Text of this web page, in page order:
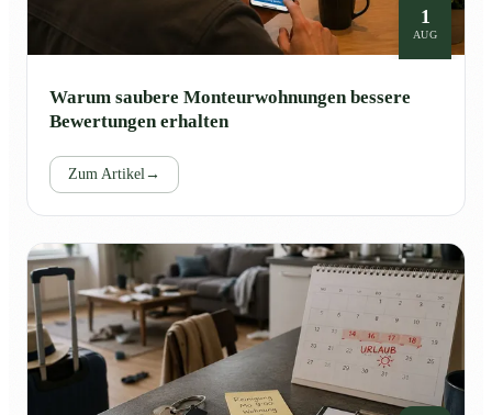
1
AUG
Warum saubere Monteurwohnungen bessere
Bewertungen erhalten
Zum Artikel →